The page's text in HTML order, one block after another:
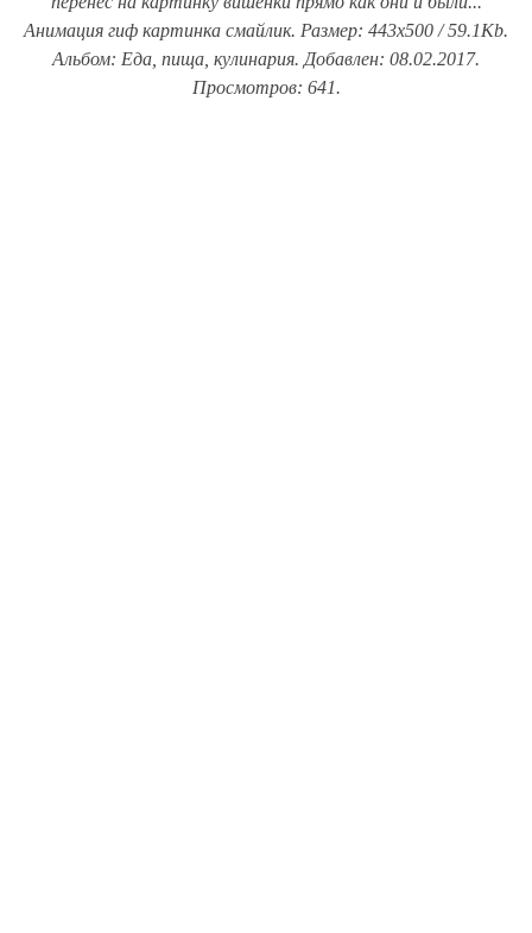
Анимация гиф картинка смайлик. Размер: 443x500 / 59.1Kb.
Альбом: Еда, пища, кулинария. Добавлен: 08.02.2017.
Просмотров: 641.